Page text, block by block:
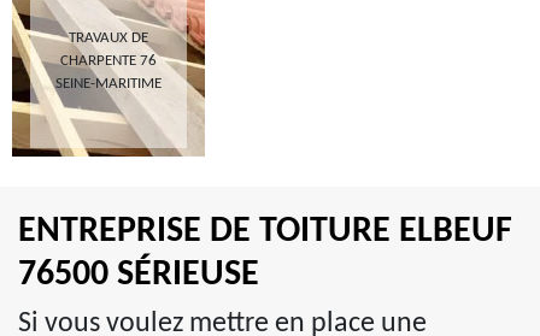
TRAVAUX DE
CHARPENTE 76
SEINE-MARITIME
ENTREPRISE DE TOITURE ELBEUF
76500 SÉRIEUSE
Si vous voulez mettre en place une